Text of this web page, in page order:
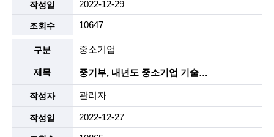
e
d
s
c
i
e
2022-12-29
10647
중소기업
중기부, 내년도 중소기업 기술거래 활성화 지원사업 참여기업 모집
관리자
2022-12-27